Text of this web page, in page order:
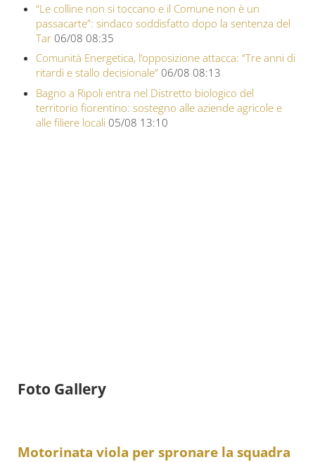
“Le colline non si toccano e il Comune non è un
passacarte”: sindaco soddisfatto dopo la sentenza del
Tar 06/08 08:35
Comunità Energetica, l’opposizione attacca: “Tre anni di
ritardi e stallo decisionale” 06/08 08:13
Bagno a Ripoli entra nel Distretto biologico del
territorio fiorentino: sostegno alle aziende agricole e
alle filiere locali 05/08 13:10
Foto Gallery
Motorinata viola per spronare la squadra